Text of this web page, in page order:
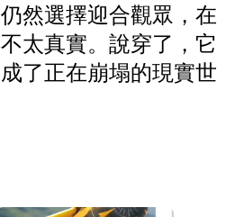
然選擇迎合觀眾，在
太真實。說穿了，它
了正在崩塌的現實世